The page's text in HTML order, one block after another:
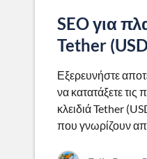
SEO για
Tether
Εξερευνήστε
να κατατάξετε
κλειδιά Tether
που γνωρίζουν